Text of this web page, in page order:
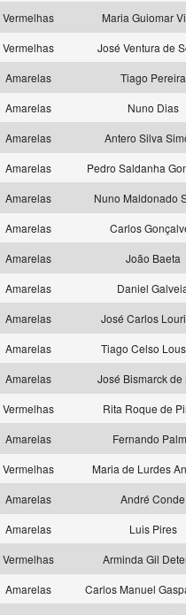
Vermelhas
Maria Guiomar
Vermelhas
José Ventura de
Amarelas
Tiago Pereira
Amarelas
Nuno Dias
Amarelas
Antero Silva
Amarelas
Pedro Saldanha
Amarelas
Nuno Maldonado
Amarelas
Carlos
Amarelas
João Baeta
Amarelas
Daniel
Amarelas
José Carlos
Amarelas
Tiago Celso
Amarelas
José Bismarck de
Vermelhas
Rita Roque de
Amarelas
Fernando
Vermelhas
Maria de Lurdes
Amarelas
André Conde
Amarelas
Luis Pires
Vermelhas
Arminda Gil
Amarelas
Carlos Manuel